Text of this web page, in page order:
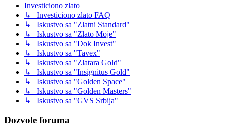
Investiciono zlato
↳ Investiciono zlato FAQ
↳ Iskustvo sa "Zlatni Standard"
↳ Iskustvo sa "Zlato Moje"
↳ Iskustvo sa "Dok Invest"
↳ Iskustvo sa "Tavex"
↳ Iskustvo sa "Zlatara Gold"
↳ Iskustvo sa "Insignitus Gold"
↳ Iskustvo sa "Golden Space"
↳ Iskustvo sa "Golden Masters"
↳ Iskustvo sa "GVS Srbija"
Dozvole foruma